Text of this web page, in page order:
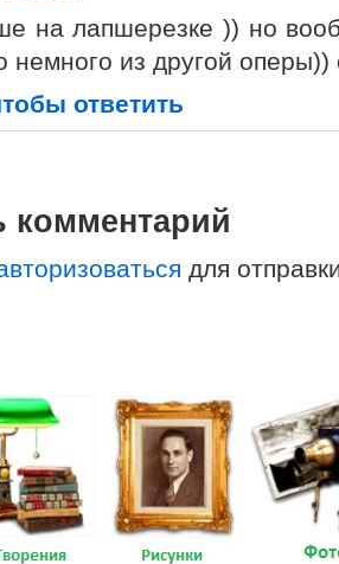
на лапшерезке )) но
немного из другой
ответить
комментарий
для